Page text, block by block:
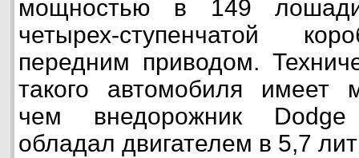
мощностью в 149
четырех-ступенчатой
передним приводом.
такого автомобиля имеет
чем внедорожник
обладал двигателем в 5,7